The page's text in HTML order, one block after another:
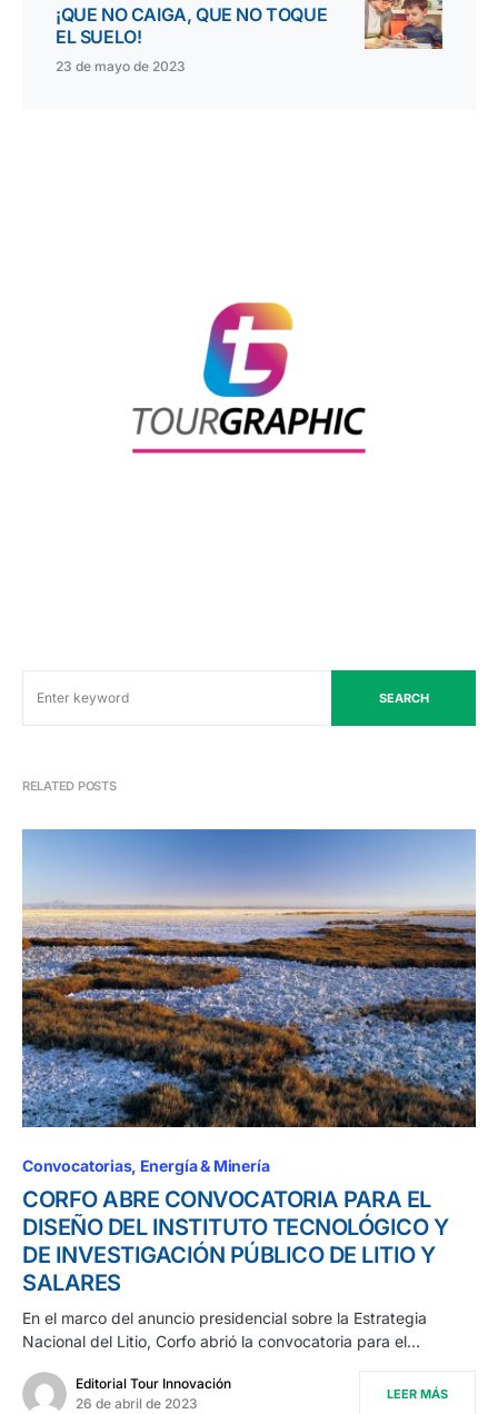
¡QUE NO CAIGA, QUE NO TOQUE
EL SUELO!
23 de mayo de 2023
SEARCH
RELATED POSTS
Convocatorias Energía & Minería
CORFO ABRE CONVOCATORIA PARA EL
DISEÑO DEL INSTITUTO TECNOLÓGICO Y
DE INVESTIGACIÓN PÚBLICO DE LITIO Y
SALARES
En el marco del anuncio presidencial sobre la Estrategia
Nacional del Litio, Corfo abrió la convocatoria para el…
Editorial Tour Innovación
26 de abril de 2023
LEER MÁS